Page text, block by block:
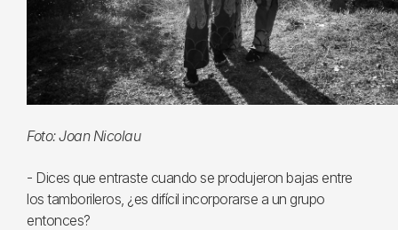
Foto: Joan Nicolau
- Dices que entraste cuando se produjeron bajas entre
los tamborileros, ¿es difícil incorporarse a un grupo
entonces?